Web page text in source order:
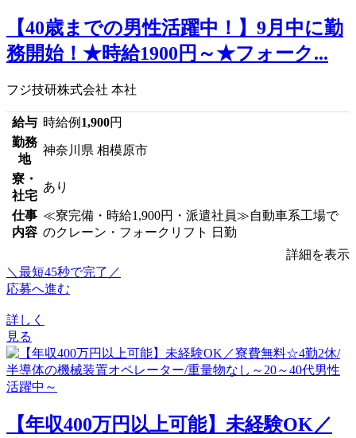
【40歳までの男性活躍中！】9月中に勤
務開始！★時給1900円～★フォーク...
フジ技研株式会社 本社
給与 時給例 1,900円
勤務
地
神奈川県 相模原市
寮・
社宅
あり
仕事
内容
≪寮完備・時給1,900円・派遣社員≫自動車系工場で
のクレーン・フォークリフト 日勤
詳細を表示
＼最短45秒で完了／
応募へ進む
詳しく
見る
【年収400万円以上可能】未経験OK／